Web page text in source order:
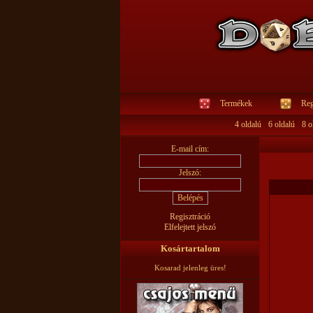
Termékek
4 oldalú 6 oldalú 8
E-mail cím:
Jelszó:
Regisztráció
Elfelejtett jelszó
Kosártartalom
Kosarad jelenleg üres!